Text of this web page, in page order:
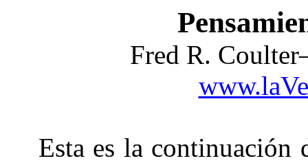
Fred R.
Esta es la continuación